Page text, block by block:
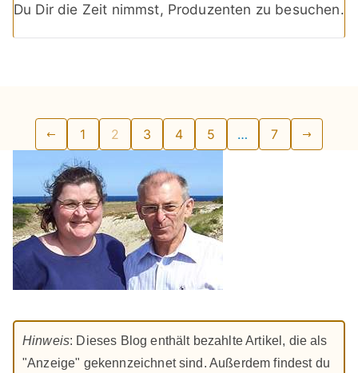
Du Dir die Zeit nimmst, Produzenten zu besuchen.
Seitennummerierung
der
Beiträge
1 2 3 4 5 … 7
Hinweis: Dieses Blog enthält bezahlte Artikel, die als
"Anzeige" gekennzeichnet sind. Außerdem findest du